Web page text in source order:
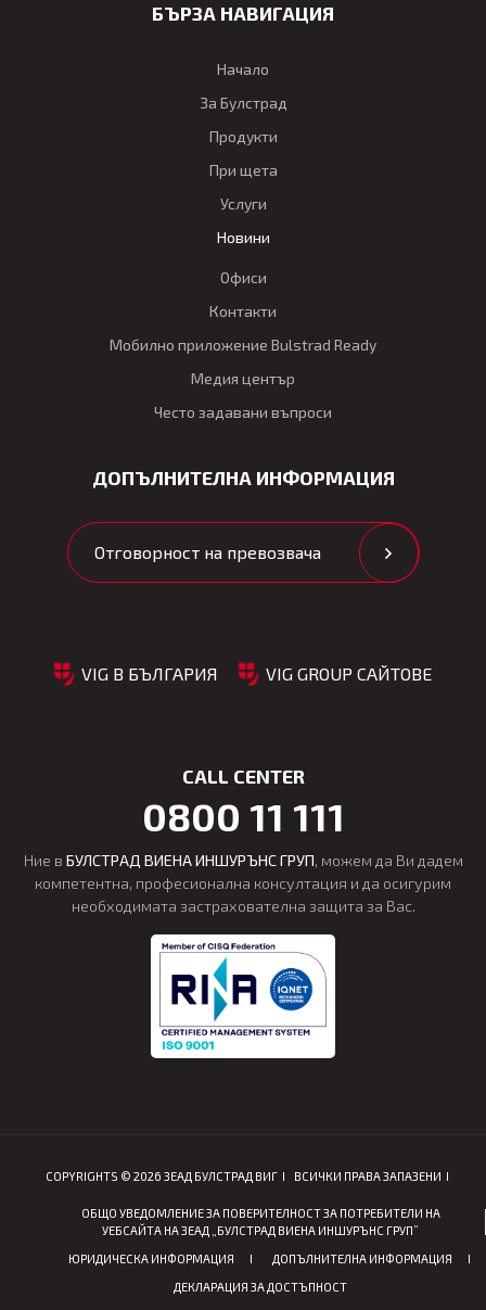
БЪРЗА НАВИГАЦИЯ
Начало
За Булстрад
Продукти
При щета
Услуги
Новини
Офиси
Контакти
Мобилно приложение Bulstrad Ready
Медия център
Често задавани въпроси
ДОПЪЛНИТЕЛНА ИНФОРМАЦИЯ
Отговорност на превозвача
VIG В БЪЛГАРИЯ VIG GROUP САЙТОВЕ
CALL CENTER
0800 11 111
Ние в БУЛСТРАД ВИЕНА ИНШУРЪНС ГРУП, можем да Ви дадем
компетентна, професионална консултация и да осигурим
необходимата застрахователна защита за Вас.
COPYRIGHTS © 2026 ЗЕАД БУЛСТРАД ВИГ ВСИЧКИ ПРАВА ЗАПАЗЕНИ
ОБЩО УВЕДОМЛЕНИЕ ЗА ПОВЕРИТЕЛНОСТ ЗА ПОТРЕБИТЕЛИ НА
УЕБСАЙТА НА ЗЕАД „БУЛСТРАД ВИЕНА ИНШУРЪНС ГРУП”
ЮРИДИЧЕСКА ИНФОРМАЦИЯ
ДОПЪЛНИТЕЛНА ИНФОРМАЦИЯ
ДЕКЛАРАЦИЯ ЗА ДОСТЪПНОСТ